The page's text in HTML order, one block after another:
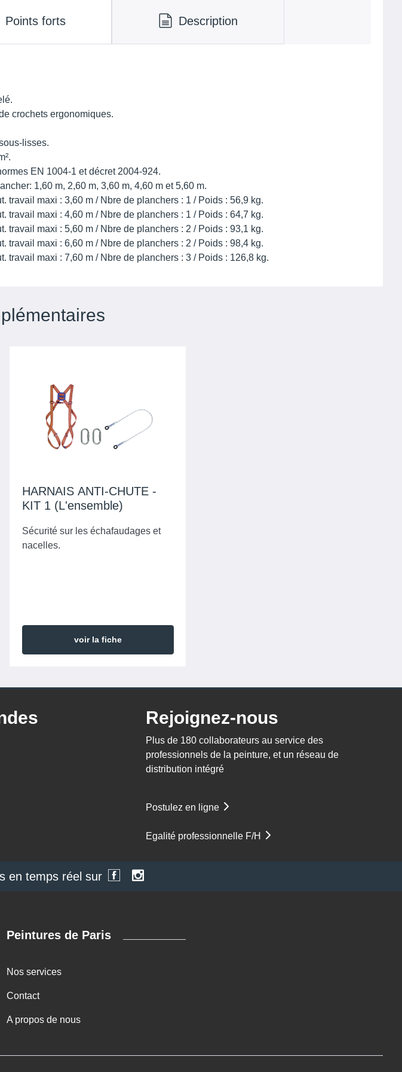
Points forts Description
crochets ergonomiques.
lisses.
EN 1004-1 et décret 2004-924.
1,60 m, 2,60 m, 3,60 m, 4,60 m et 5,60 m.
travail maxi : 3,60 m / Nbre de planchers : 1 / Poids : 56,9 kg.
travail maxi : 4,60 m / Nbre de planchers : 1 / Poids : 64,7 kg.
travail maxi : 5,60 m / Nbre de planchers : 2 / Poids : 93,1 kg.
travail maxi : 6,60 m / Nbre de planchers : 2 / Poids : 98,4 kg.
travail maxi : 7,60 m / Nbre de planchers : 3 / Poids : 126,8 kg.
HARNAIS ANTI-CHUTE -
KIT 1 (L'ensemble)
Sécurité sur les échafaudages et
nacelles.
voir la fiche
Rejoignez-nous
Plus de 180 collaborateurs au service des
professionnels de la peinture, et un réseau de
distribution intégré
Postulez en ligne
Egalité professionnelle F/H
en temps réel sur
Peintures de Paris
Nos services
Contact
A propos de nous